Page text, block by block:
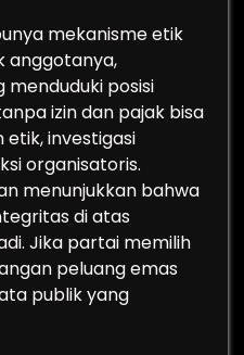
mekanisme etik
anggotanya,
menduduki posisi
izin dan pajak bisa
investigasi
organisatoris.
menunjukkan bahwa
di atas
Jika partai memilih
peluang emas
publik yang